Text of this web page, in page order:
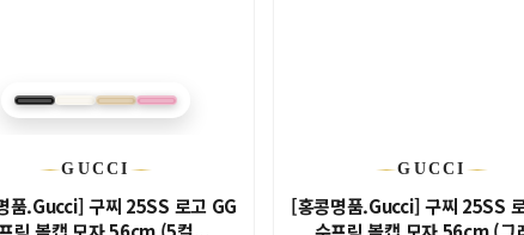
GUCCI
품.Gucci] 구찌 25SS 로고 GG
GUCCI
[홍콩명품.Gucci] 구찌 25SS